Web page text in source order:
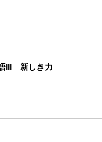
けれど、個別の対談
人で、ベールに包ま
国している最中で、
もかけたわけです
のかしら、私。
的過ぎるかな。
III 新しき力